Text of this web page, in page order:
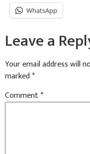
WhatsApp
Leave a
Your email address will
marked*
Comment*